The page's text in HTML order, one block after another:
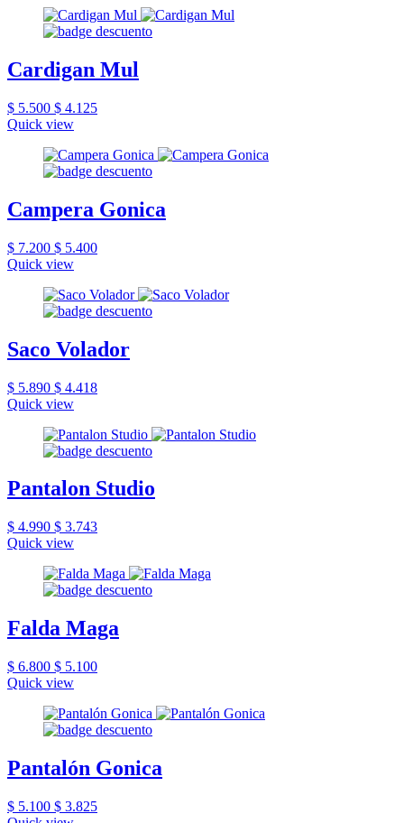
Cardigan Mul
$ 5.500 $ 4.125
Quick view
Campera Gonica
$ 7.200 $ 5.400
Quick view
Saco Volador
$ 5.890 $ 4.418
Quick view
Pantalon Studio
$ 4.990 $ 3.743
Quick view
Falda Maga
$ 6.800 $ 5.100
Quick view
Pantalón Gonica
$ 5.100 $ 3.825